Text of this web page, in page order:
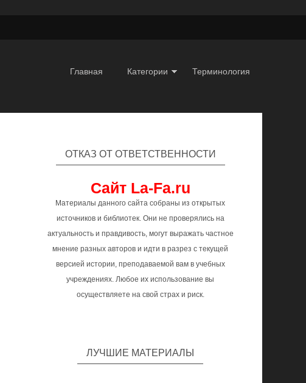
Главная Категории Терминология
ОТКАЗ ОТ ОТВЕТСТВЕННОСТИ
Сайт La-Fa.ru
Материалы данного сайта собраны из открытых
источников и библиотек. Они не проверялись на
актуальность и правдивость, могут выражать частное
мнение разных авторов и идти в разрез с текущей
версией истории, преподаваемой вам в учебных
учреждениях. Любое их использование вы
осуществляете на свой страх и риск.
ЛУЧШИЕ МАТЕРИАЛЫ